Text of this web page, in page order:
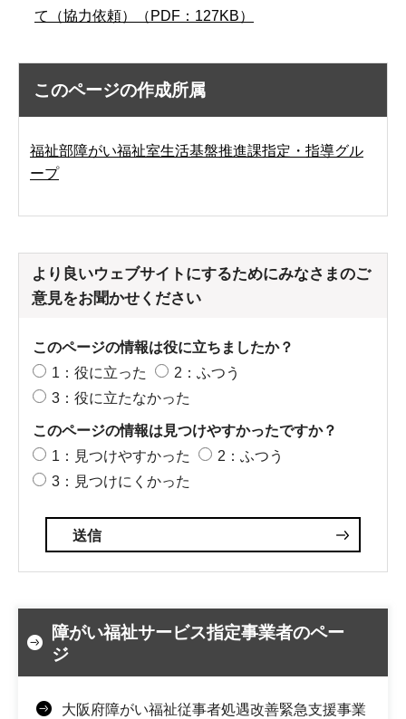
て（協力依頼）（PDF：127KB）
このページの作成所属
福祉部障がい福祉室生活基盤推進課指定・指導グル
ープ
より良いウェブサイトにするためにみなさまのご
意見をお聞かせください
このページの情報は役に立ちましたか？
1：役に立った
2：ふつう
3：役に立たなかった
このページの情報は見つけやすかったですか？
1：見つけやすかった
2：ふつう
3：見つけにくかった
障がい福祉サービス指定事業者のペー
ジ
大阪府障がい福祉従事者処遇改善緊急支援事業